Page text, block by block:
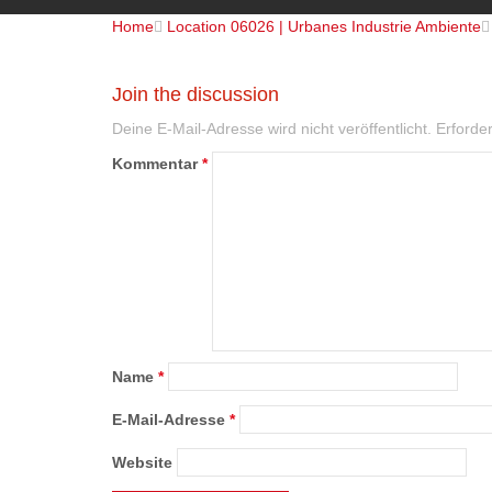
Home Location 06026 | Urbanes Industrie Ambiente
Join the discussion
Deine E-Mail-Adresse wird nicht veröffentlicht.
Kommentar*
Name *
E-Mail-Adresse *
Website